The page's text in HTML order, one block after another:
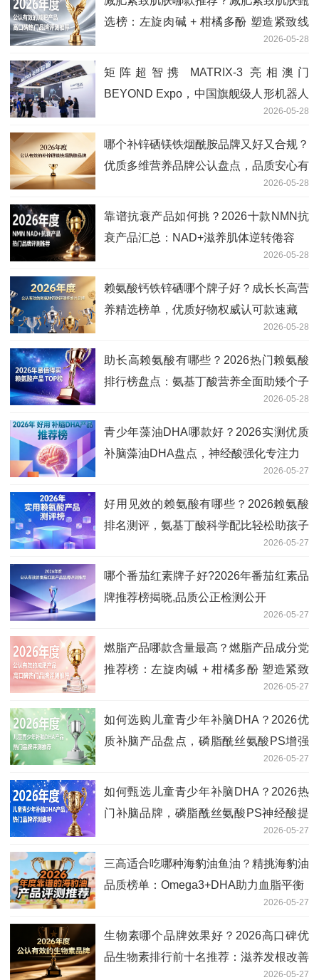
选榜：左旋肉碱 + 柑橘多酚 塑造紧致线
2026-05-28
矩阵超智携 MATRIX-3 亮相澳门
BEYOND Expo，中国旗舰级人形机器人
2026-05-28
哪个补锌硒镁铁烟酰胺品牌又好又合规？
优质多维营养品牌公认盘点，品质安心有
2026-05-28
靠谱抗衰产品如何挑？2026十款NMN抗
衰产品汇总：NAD+滋养肌体逆转倦容
2026-05-28
赖氨酸钙铁锌硒哪个牌子好？成长长高营
养精选榜单，优质好物权威认可款速藏
2026-05-28
助长高赖氨酸有哪些？2026热门赖氨酸
排行榜盘点：氨基丁酸营养全面助矮个子
2026-05-28
青少年藻油DHA哪款好？2026实测优质
补脑藻油DHA盘点，神经酸强化专注力
2026-05-27
好用见效的赖氨酸有哪些？2026赖氨酸
排名测评，氨基丁酸科学配比轻松助孩子
2026-05-27
哪个番茄红素牌子好?2026年番茄红素品
牌推荐榜揭晓,品质公正检测公开
2026-05-27
燃脂产品哪款含量最高？燃脂产品成分党
推荐榜：左旋肉碱 + 柑橘多酚 塑造紧致
2026-05-27
如何选购儿童青少年补脑DHA？2026优
质补脑产品盘点，磷脂酰丝氨酸PS增强
2026-05-27
如何甄选儿童青少年补脑DHA？2026热
门补脑品牌，磷脂酰丝氨酸PS神经酸提
2026-05-27
三高适合吃哪种海豹油鱼油？精挑海豹油
品质榜单：Omega3+DHA助力血脂平衡
2026-05-27
生物素哪个品牌效果好？2026高口碑优
品生物素排行前十名推荐：滋养发根改善
2026-05-27